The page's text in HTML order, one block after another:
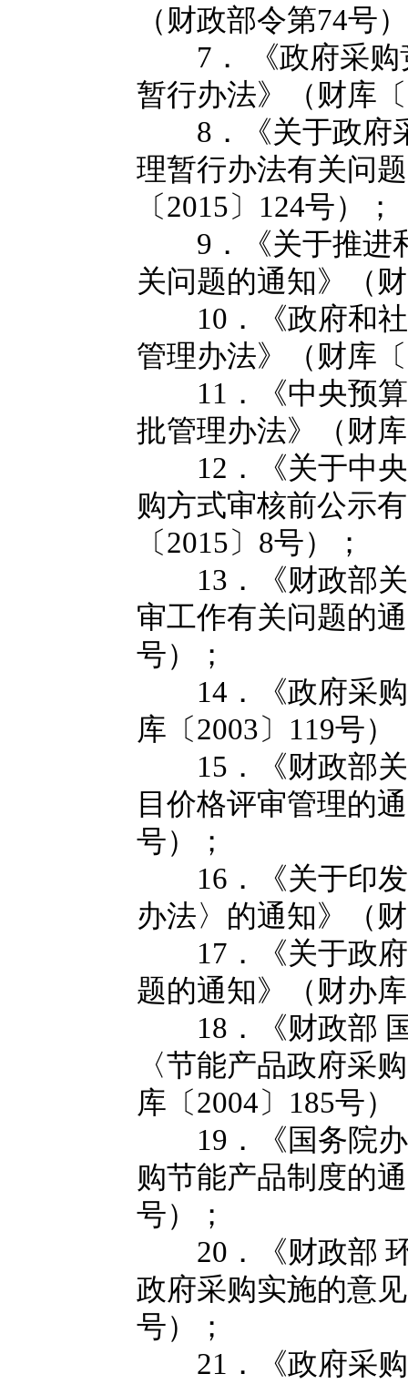
（财政部令第74号
7． 《政府采购
暂行办法》（财库
8．《关于政府
理暂行办法有关问
〔2015〕124号）；
9．《关于推进
关问题的通知》（
10．《政府和社
管理办法》（财库
11．《中央预算
批管理办法》（财
12．《关于中央
购方式审核前公示
〔2015〕8号）；
13．《财政部关
审工作有关问题的
号）；
14．《政府采购
库〔2003〕119号）
15．《财政部关
目价格评审管理的
号）；
16．《关于印发
办法〉的通知》（
17．《关于政府
题的通知》（财办
18．《财政部 国
〈节能产品政府采
库〔2004〕185号）
19．《国务院办
购节能产品制度的
号）；
20．《财政部 环
政府采购实施的意
号）；
21．《政府采购